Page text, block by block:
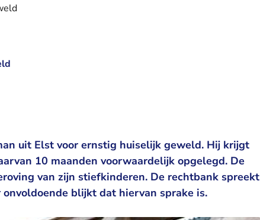
uit Elst voor ernstig huiselijk geweld. Hij krijgt
10 maanden voorwaardelijk opgelegd. De
van zijn stiefkinderen. De rechtbank spreekt
blijkt dat hiervan sprake is.